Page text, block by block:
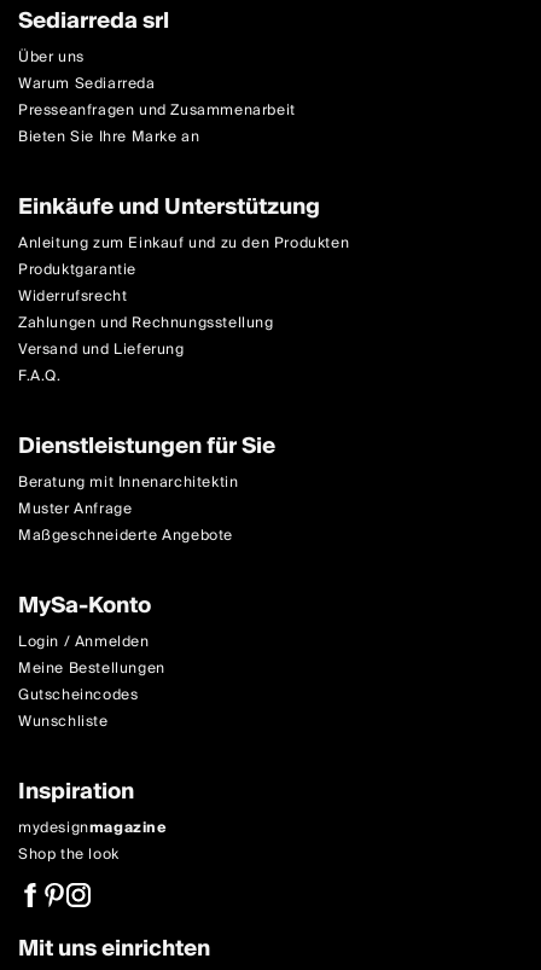
Sediarreda srl
Über uns
Warum Sediarreda
Presseanfragen und Zusammenarbeit
Bieten Sie Ihre Marke an
Einkäufe und Unterstützung
Anleitung zum Einkauf und zu den Produkten
Produktgarantie
Widerrufsrecht
Zahlungen und Rechnungsstellung
Versand und Lieferung
F.A.Q.
Dienstleistungen für Sie
Beratung mit Innenarchitektin
Muster Anfrage
Maßgeschneiderte Angebote
MySa-Konto
Login / Anmelden
Meine Bestellungen
Gutscheincodes
Wunschliste
Inspiration
mydesignmagazine
Shop the look
Mit uns einrichten